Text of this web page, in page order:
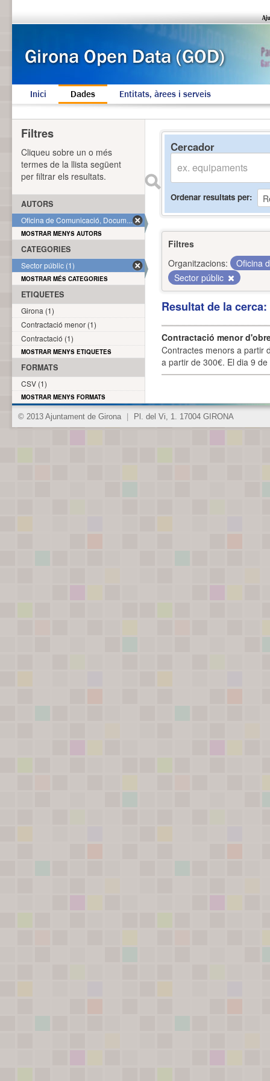
Inici Dades Entitats, àrees i serveis
Cercador
Ordenar resultats per
Filtres
Organitzacions:
Oficina
Sector públic
Resultat de la
Contractació menor
Contractes menors a partir
a partir de 300€. El dia 9
Filtres
Cliqueu sobre un o més
termes de la llista següent
per filtrar els resultats.
AUTORS
Oficina de Comunicació, Docum... (1)
MOSTRAR MENYS AUTORS
CATEGORIES
Sector públic (1)
MOSTRAR MÉS CATEGORIES
ETIQUETES
Girona (1)
Contractació menor (1)
Contractació (1)
MOSTRAR MENYS ETIQUETES
FORMATS
CSV (1)
MOSTRAR MENYS FORMATS
© 2013 Ajuntament de Girona Pl. del Vi, 1. 17004 GIRONA